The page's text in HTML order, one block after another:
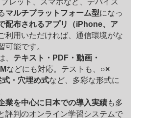
マルチプラットフォーム型になっ
配布されるアプリ（iPhone、ア
利用いただければ、通信環境がな
可能です。
、 テキスト・PDF・動画・
などにも対応。テストも、 ○×
・穴埋め式など、多彩な形式に
業を中心に日本での導入実績も多
評判のオンライン学習システムで